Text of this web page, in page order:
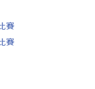
賽
賽